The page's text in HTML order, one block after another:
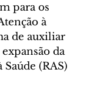
para os
à
de auxiliar
da
Saúde (RAS)